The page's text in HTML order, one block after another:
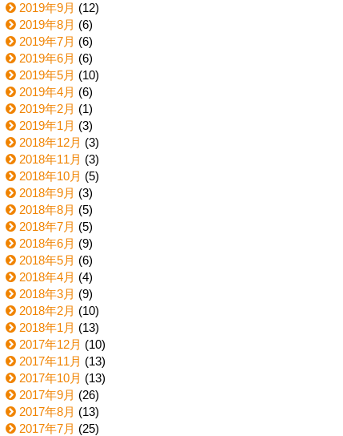
2019年9月 (12)
2019年8月 (6)
2019年7月 (6)
2019年6月 (6)
2019年5月 (10)
2019年4月 (6)
2019年2月 (1)
2019年1月 (3)
2018年12月 (3)
2018年11月 (3)
2018年10月 (5)
2018年9月 (3)
2018年8月 (5)
2018年7月 (5)
2018年6月 (9)
2018年5月 (6)
2018年4月 (4)
2018年3月 (9)
2018年2月 (10)
2018年1月 (13)
2017年12月 (10)
2017年11月 (13)
2017年10月 (13)
2017年9月 (26)
2017年8月 (13)
2017年7月 (25)